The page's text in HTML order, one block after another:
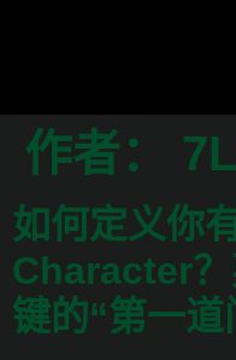
作者：
如何定义你
Character
键的“第一道